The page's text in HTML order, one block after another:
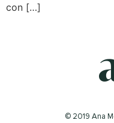
con […]
© 2019 Ana